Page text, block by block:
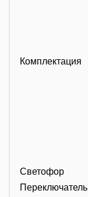
Комплектация
Светофор
Переключатель